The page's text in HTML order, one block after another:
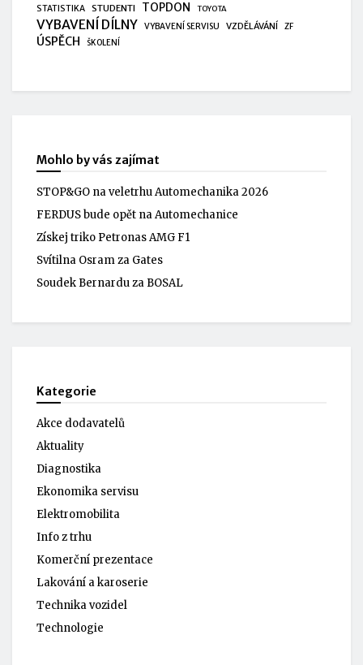
STATISTIKA STUDENTI TOPDON TOYOTA
VYBAVENÍ DÍLNY VYBAVENÍ SERVISU VZDĚLÁVÁNÍ ZF
ÚSPĚCH ŠKOLENÍ
Mohlo by vás zajímat
STOP&GO na veletrhu Automechanika 2026
FERDUS bude opět na Automechanice
Získej triko Petronas AMG F1
Svítilna Osram za Gates
Soudek Bernardu za BOSAL
Kategorie
Akce dodavatelů
Aktuality
Diagnostika
Ekonomika servisu
Elektromobilita
Info z trhu
Komerční prezentace
Lakování a karoserie
Technika vozidel
Technologie